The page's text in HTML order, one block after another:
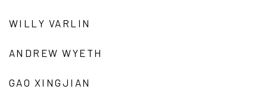
WILLY VARLIN
ANDREW WYETH
GAO XINGJIAN